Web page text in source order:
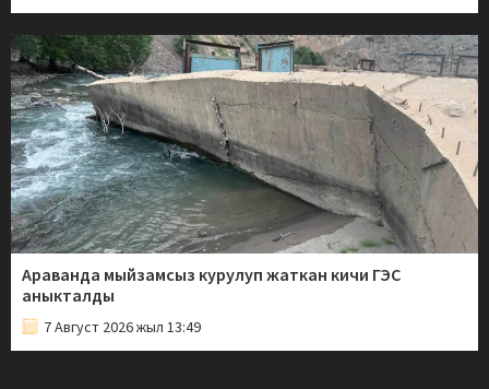
Араванда мыйзамсыз курулуп жаткан кичи ГЭС
аныкталды
7 Август 2026 жыл 13:49